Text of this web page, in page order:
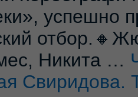
успешно
Никита …
Свиридова.